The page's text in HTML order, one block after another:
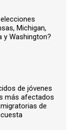
Michigan,
y Washington?
de jóvenes
más afectados
de